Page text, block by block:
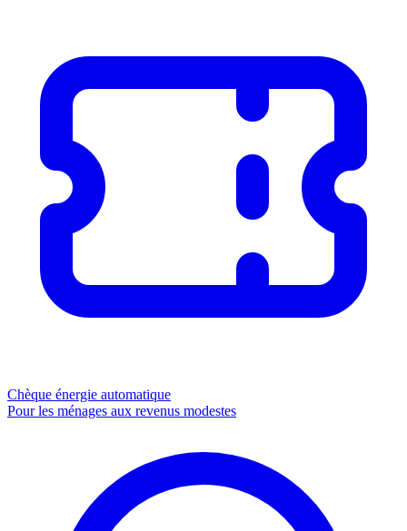
Chèque énergie automatique
Pour les ménages aux revenus modestes